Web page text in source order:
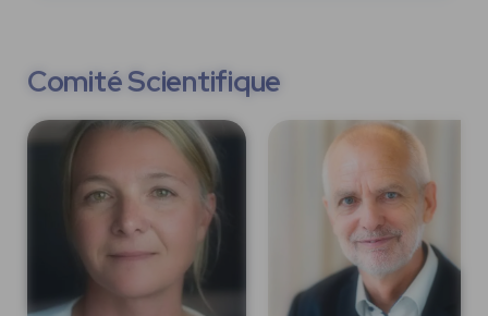
Comité Scientifique